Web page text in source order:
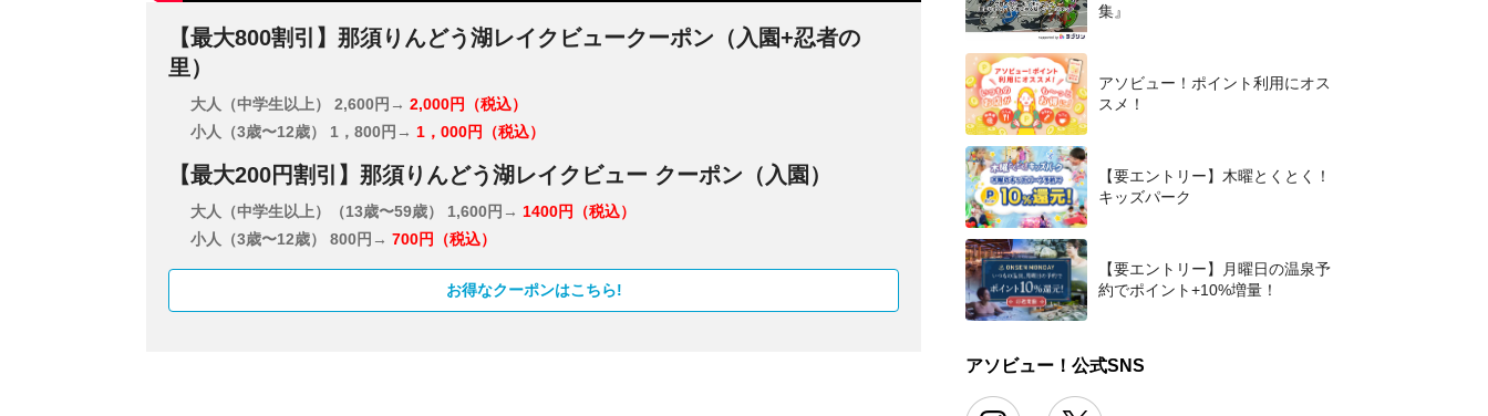
【最大800割引】那須りんどう湖レイクビュークーポン（入園+忍者の
里）
大人（中学生以上） 2,600円→ 2,000円（税込）
小人（3歳〜12歳）
1，800円→ 1，000円（税込）
【最大200円割引】那須りんどう湖レイクビュー クーポン（入園）
大人（中学生以上）（13歳〜59歳） 1,600円→ 1400円（税込）
小人（3歳〜12歳）
800円→ 700円（税込）
お得なクーポンはこちら!
集』
アソビュー！ポイント利用にオス
スメ！
【要エントリー】木曜とくとく！
キッズパーク
【要エントリー】月曜日の温泉予
約でポイント+10%増量！
アソビュー！公式SNS